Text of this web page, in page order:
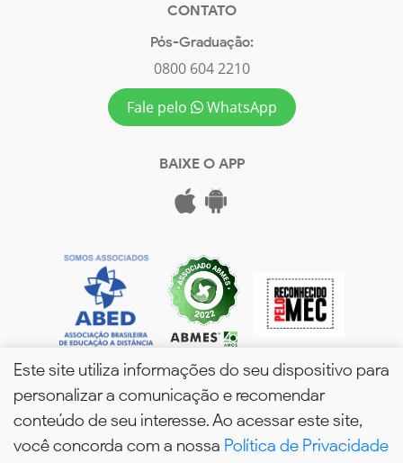
CONTATO
Pós-Graduação:
0800 604 2210
Fale pelo
WhatsApp
BAIXE O APP
wPós - 2026. Todos os Direitos Reservados.
Este site utiliza informações do seu dispositivo para
personalizar a comunicação e recomendar
conteúdo de seu interesse. Ao acessar este site,
você concorda com a nossa Política de Privacidade